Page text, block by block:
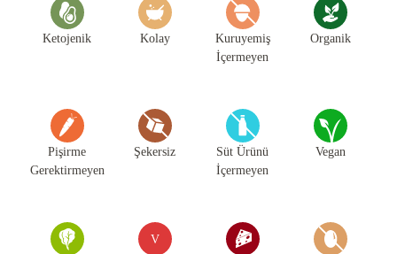
Ketojenik Kolay
Kuruyemiş
İçermeyen
Organik
Pişirme
Gerektirmeyen
Şekersiz
Süt Ürünü
İçermeyen
Vegan
V